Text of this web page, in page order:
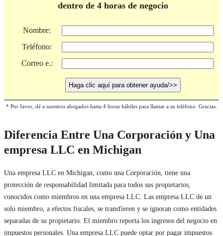
dentro de 4 horas de negocio
Nombre:
Teléfono:
Correo e.:
* Por favor, dé a nuestros abogados hasta 4 horas hábiles para llamar a su teléfono. Gracias.
Diferencia Entre Una Corporación y Una
empresa LLC en Michigan
Una empresa LLC en Michigan, como una Corporación, tiene una
protección de responsabilidad limitada para todos sus propietarios,
conocidos como miembros en una empresa LLC. Las empresa LLC de un
solo miembro, a efectos fiscales, se transfieren y se ignoran como entidades
separadas de su propietario. El miembro reporta los ingresos del negocio en
impuestos personales. Una empresa LLC puede optar por pagar impuestos